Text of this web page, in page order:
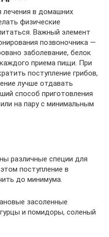
лечения в домашних
физические
Важный элемент
позвоночника —
заболевание, белок
приема пищи. При
поступление грибов,
лучше отдавать
способ приготовления
на пару с минимальным
различные специи для
поступление в
до минимума.
засоленные
и помидоры, соленый